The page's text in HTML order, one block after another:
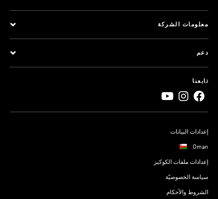
معلومات الشركة
دعم
تابعنا
إعدادات البيانات
Oman
إعدادات ملفات الكوكيز
سياسة الخصوصيّة
الشروط والأحكام